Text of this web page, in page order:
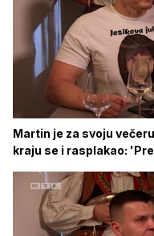
Martin je za svoju
kraju se i rasplakao: